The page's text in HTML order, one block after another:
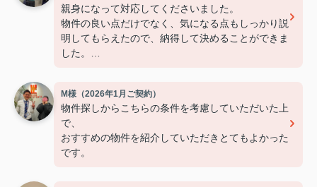
親身になって対応してくださいました。
物件の良い点だけでなく、気になる点もしっかり説
明してもらえたので、納得して決めることができま
した。
また引っ越しの機会があれば、ぜひお願いしたいで
す。
M様（2026年1月ご契約）
物件探しからこちらの条件を考慮していただいた上
で、
おすすめの物件を紹介していただきとてもよかった
です。